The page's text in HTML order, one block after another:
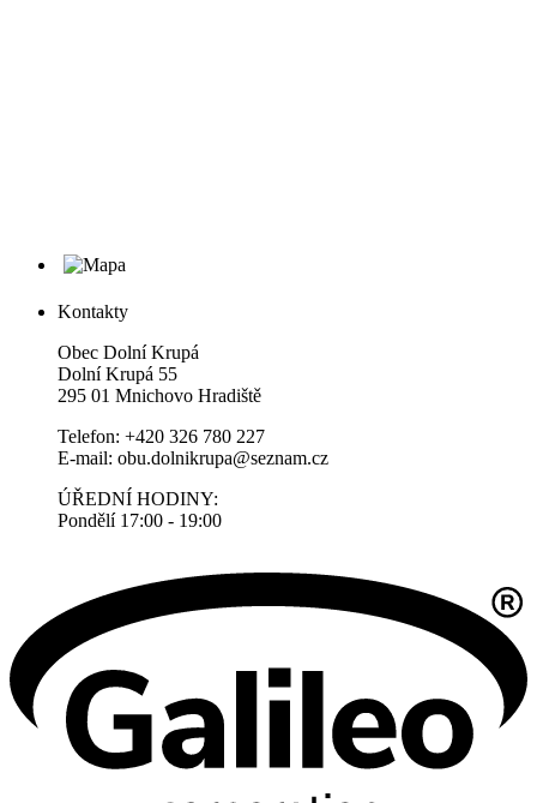
Kontakty
Obec Dolní Krupá
Dolní Krupá 55
295 01 Mnichovo Hradiště
Telefon: +420 326 780 227
E-mail: obu.dolnikrupa@seznam.cz
ÚŘEDNÍ HODINY:
Pondělí 17:00 - 19:00